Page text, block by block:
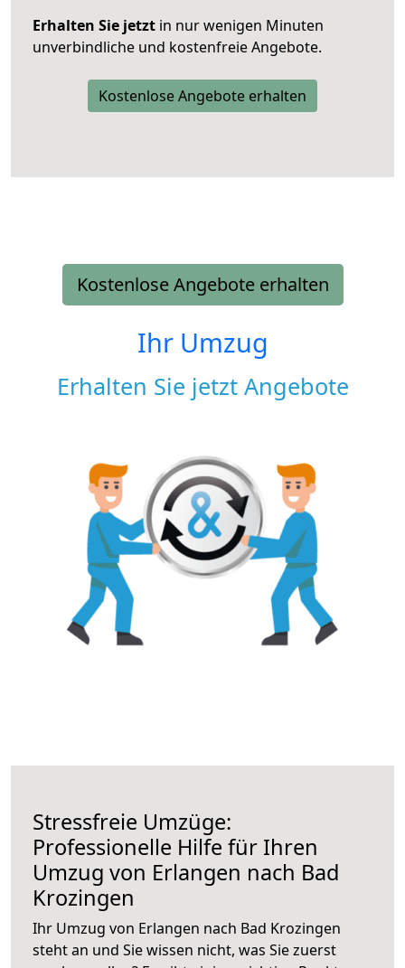
Erhalten Sie jetzt in nur wenigen Minuten
unverbindliche und kostenfreie Angebote.
Kostenlose Angebote erhalten
Kostenlose Angebote erhalten
Ihr Umzug
Erhalten Sie jetzt Angebote
Stressfreie Umzüge:
Professionelle Hilfe für Ihren
Umzug von Erlangen nach Bad
Krozingen
Ihr Umzug von Erlangen nach Bad Krozingen
steht an und Sie wissen nicht, was Sie zuerst